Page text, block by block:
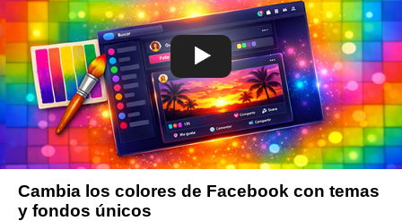
Cambia los colores de Facebook con temas
y fondos únicos